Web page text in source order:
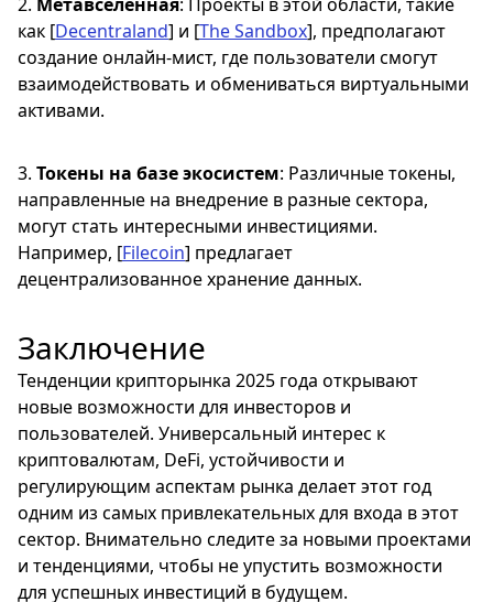
как [Decentraland] и [The Sandbox], предполагают
создание онлайн-мист, где пользователи смогут
взаимодействовать и обмениваться виртуальными
активами.
3. Токены на базе экосистем: Различные токены,
направленные на внедрение в разные сектора,
могут стать интересными инвестициями.
Например, [Filecoin] предлагает
децентрализованное хранение данных.
Заключение
Тенденции крипторынка 2025 года открывают
новые возможности для инвесторов и
пользователей. Универсальный интерес к
криптовалютам, DeFi, устойчивости и
регулирующим аспектам рынка делает этот год
одним из самых привлекательных для входа в этот
сектор. Внимательно следите за новыми проектами
и тенденциями, чтобы не упустить возможности
для успешных инвестиций в будущем.